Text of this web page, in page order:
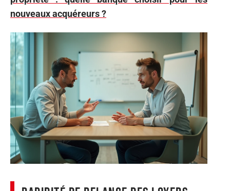
nouveaux acquéreurs ?